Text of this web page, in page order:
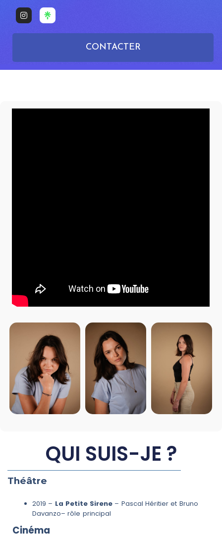
CONTACTER
QUI SUIS-JE ?
Théâtre
2019 – La Petite Sirene – Pascal Héritier et Bruno
Davanzo– rôle principal
Cinéma